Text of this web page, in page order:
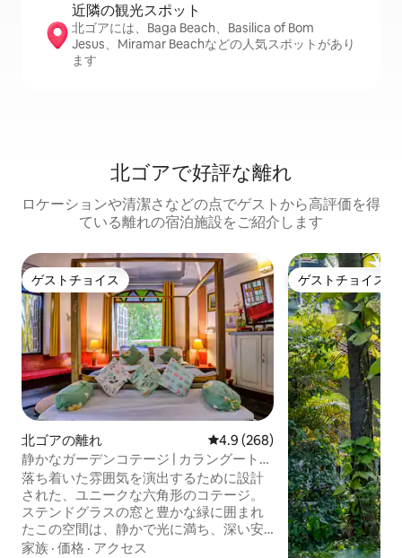
近隣の観光ス⁠ポ⁠ッ⁠ト
北ゴアには、Baga Beach、Basilica of Bom
Jesus、Miramar Beachなどの人気スポットがあり
ます
北ゴアで好評な離れ
ロケーションや清潔さなどの点でゲストから高評価を得
ている離れの宿泊施設をご紹介します
ゲストチョイス
ゲストチョイス
北ゴアの離れ レビュー268件、5つ星中4.9つ
4.9 (268)
静かなガーデンコテージ | カラングート近
く l バガビーチ
落ち着いた雰囲気を演出するために設計
された、ユニークな六角形のコテージ。
ステンドグラスの窓と豊かな緑に囲まれ
たこの空間は、静かで光に満ち、深い安
らぎを感じさせ、瞬時に心が落ち着きま
家族 · 価格 · アクセス
ゲストチョイス
ゲストチョイス